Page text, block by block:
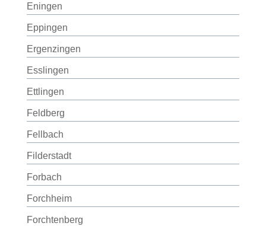
Eningen
Eppingen
Ergenzingen
Esslingen
Ettlingen
Feldberg
Fellbach
Filderstadt
Forbach
Forchheim
Forchtenberg